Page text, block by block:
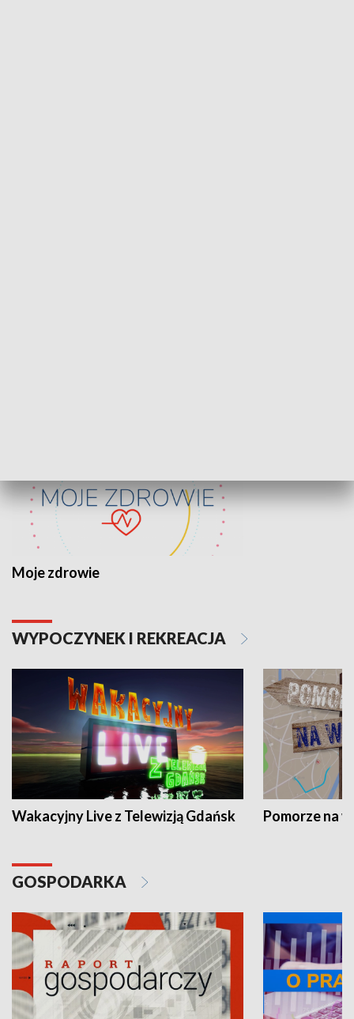
Moje zdrowie
WYPOCZYNEK I REKREACJA
Wakacyjny Live z Telewizją Gdańsk Pomorze na
GOSPODARKA